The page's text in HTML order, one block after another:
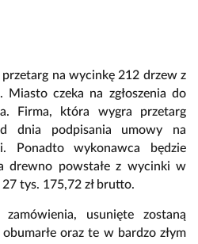
przetarg na wycinkę 212 drzew z
Miasto czeka na zgłoszenia do
Firma, która wygra przetarg
dnia podpisania umowy na
Ponadto wykonawca będzie
drewno powstałe z wycinki w
tys. 175,72 zł brutto.
usunięte zostaną
oraz te w bardzo złym